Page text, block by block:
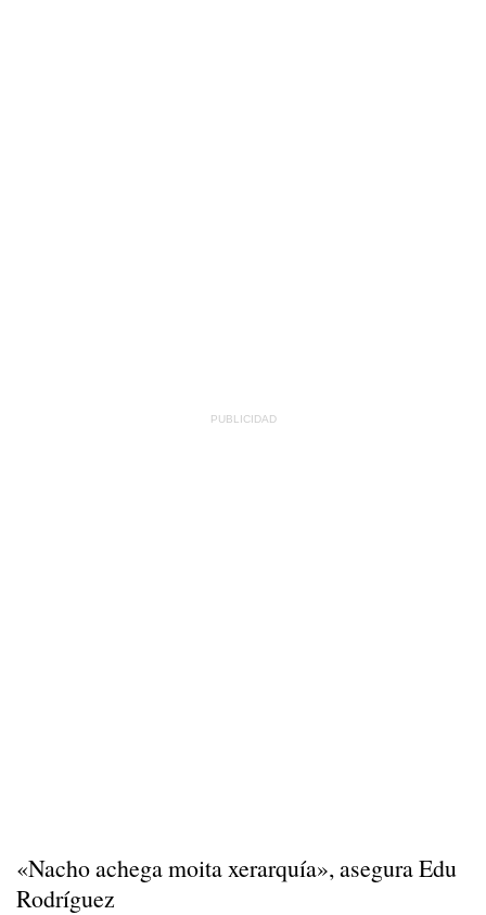
«Nacho achega moita xerarquía», asegura Edu
Rodríguez